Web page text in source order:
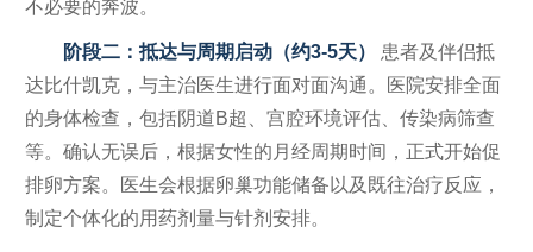
不必要的奔波。
阶段二：抵达与周期启动（约3-5天）
患者及伴侣抵
达比什凯克，与主治医生进行面对面沟通。医院安排全面
的身体检查，包括阴道B超、宫腔环境评估、传染病筛查
等。确认无误后，根据女性的月经周期时间，正式开始促
排卵方案。医生会根据卵巢功能储备以及既往治疗反应，
制定个体化的用药剂量与针剂安排。